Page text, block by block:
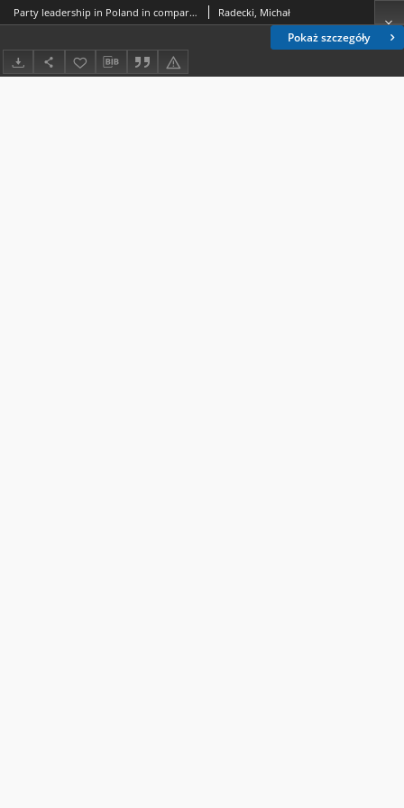
Pokaż szczegóły
Party leadership in Poland in comparative perspective Radecki, Michał